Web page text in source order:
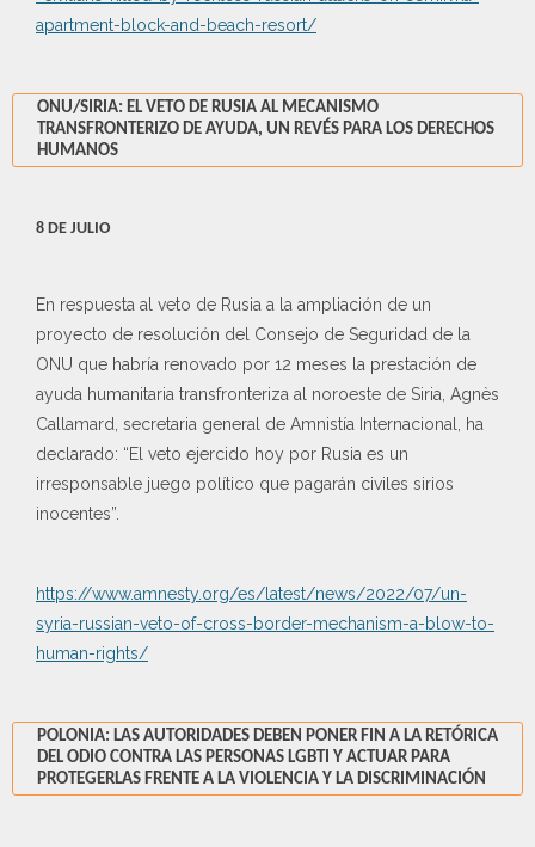
apartment-block-and-beach-resort/
ONU/SIRIA: EL VETO DE RUSIA AL MECANISMO
TRANSFRONTERIZO DE AYUDA, UN REVÉS PARA LOS DERECHOS
HUMANOS
8 DE JULIO
En respuesta al veto de Rusia a la ampliación de un
proyecto de resolución del Consejo de Seguridad de la
ONU que habría renovado por 12 meses la prestación de
ayuda humanitaria transfronteriza al noroeste de Siria, Agnès
Callamard, secretaria general de Amnistía Internacional, ha
declarado: “El veto ejercido hoy por Rusia es un
irresponsable juego político que pagarán civiles sirios
inocentes”.
https://www.amnesty.org/es/latest/news/2022/07/un-
syria-russian-veto-of-cross-border-mechanism-a-blow-to-
human-rights/
POLONIA: LAS AUTORIDADES DEBEN PONER FIN A LA RETÓRICA
DEL ODIO CONTRA LAS PERSONAS LGBTI Y ACTUAR PARA
PROTEGERLAS FRENTE A LA VIOLENCIA Y LA DISCRIMINACIÓN